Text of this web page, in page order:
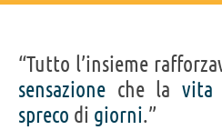
“Tutto l’insieme
sensazione che la vita
spreco di giorni.”